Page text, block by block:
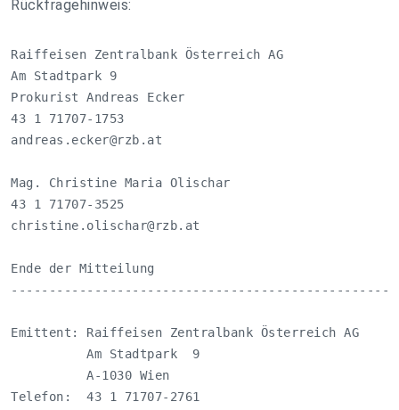
Rückfragehinweis:
Raiffeisen Zentralbank Österreich AG
Am Stadtpark 9
Prokurist Andreas Ecker
andreas.ecker@rzb.at
Mag. Christine Maria Olischar
christine.olischar@rzb.at
Ende der Mitteilung
Emittent: Raiffeisen Zentralbank Österreich AG
          Am Stadtpark  9
          A-1030 Wien
Telefon:  43 1 71707-2761